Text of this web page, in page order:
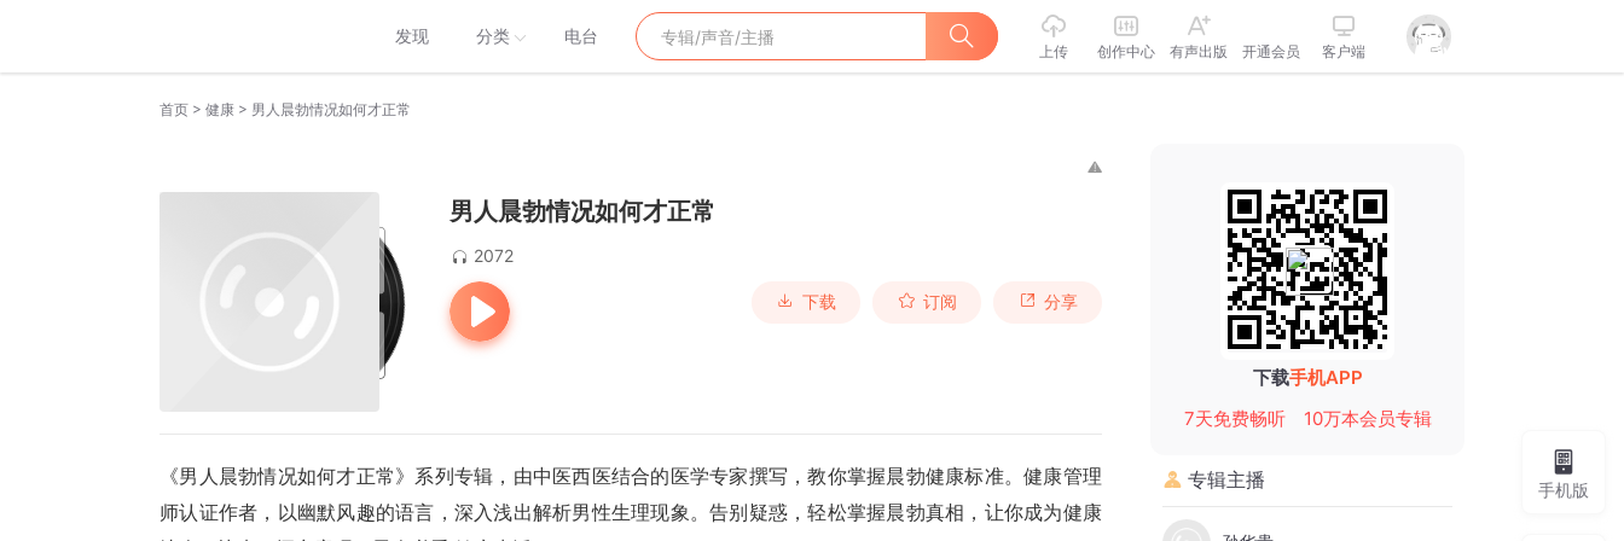
发现 分类 电台
上传 创作中心 有声出版 开通会员 客户端
首页 > 健康 > 男人晨勃情况如何才正常
男人晨勃情况如何才正常
2072
下载 订阅 分享
《男人晨勃情况如何才正常》系列专辑，由中医西医结合的医学专家撰写，教你掌握晨勃健康标准。健康管理
师认证作者，以幽默风趣的语言，深入浅出解析男性生理现象。告别疑惑，轻松掌握晨勃真相，让你成为健康
下载手机APP
7天免费畅听
10万本会员专辑
专辑主播 手机版